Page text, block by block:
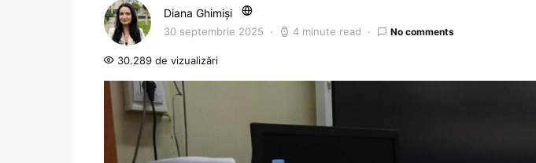
Diana Ghimiși
30 septembrie 2025 4 minute read No comments
30.289 de vizualizări